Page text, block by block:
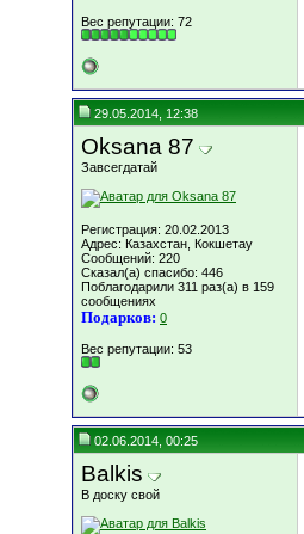
Вес репутации: 72
29.05.2014, 12:38
Oksana 87
Завсегдатай
Регистрация: 20.02.2013
Адрес: Казахстан, Кокшетау
Сообщений: 220
Сказал(а) спасибо: 446
Поблагодарили 311 раз(а) в 159
сообщениях
Подарков: 0
Вес репутации: 53
02.06.2014, 00:25
Balkis
В доску свой